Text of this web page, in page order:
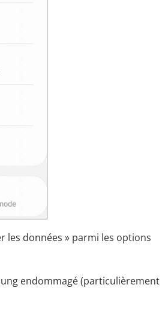
les données » parmi les options
endommagé (particulièrement